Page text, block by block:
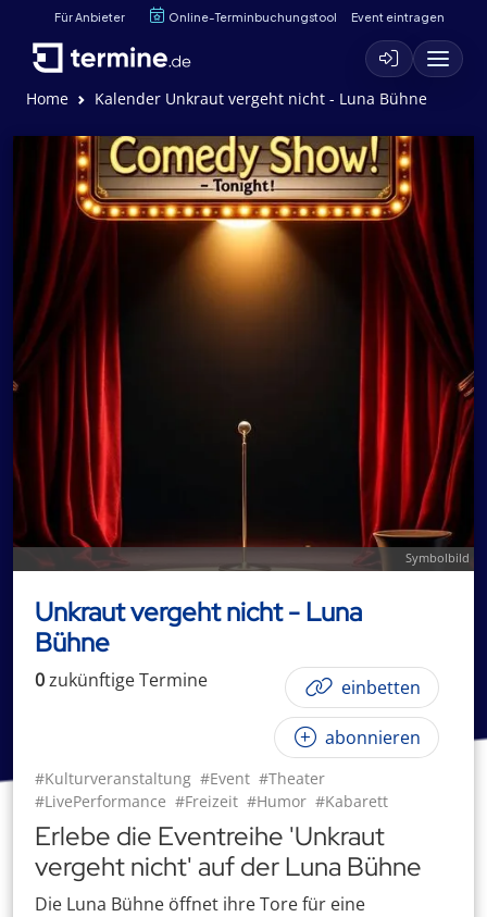
Für Anbieter Online-Terminbuchungstool Event eintragen
Home Kalender Unkraut vergeht nicht - Luna Bühne
Symbolbild
Unkraut vergeht nicht - Luna
Bühne
0zukünftigeTermine einbetten
abonnieren
#Kulturveranstaltung #Event #Theater
#LivePerformance #Freizeit #Humor #Kabarett
Erlebe die Eventreihe 'Unkraut
vergeht nicht' auf der Luna Bühne
Die Luna Bühne öffnet ihre Tore für eine